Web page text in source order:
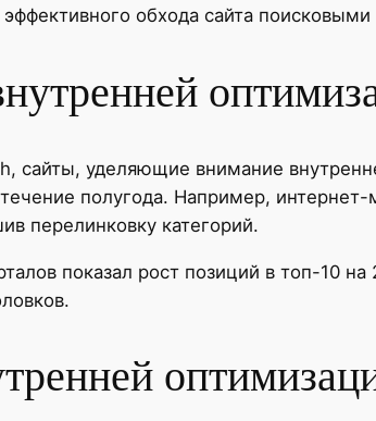
обхода сайта
сайты, уделяющие внимание
полугода. Например,
перелинковку категорий.
показал рост позиций в топ-10 на